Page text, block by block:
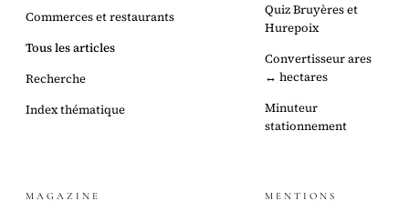
Commerces et restaurants
Tous les articles
Recherche
Index thématique
Quiz Bruyères et
Hurepoix
Convertisseur ares
↔ hectares
Minuteur
stationnement
MAGAZINE MENTIONS